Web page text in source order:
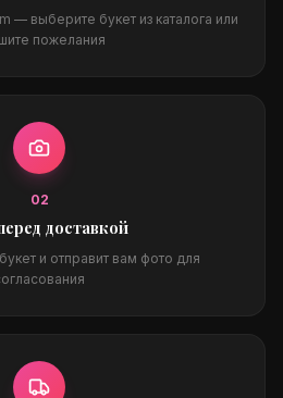
— выберите букет из каталога или
пожелания
02
доставкой
и отправит вам фото для